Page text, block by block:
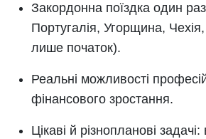
Закордонна поїздка один раз
Португалія, Угорщина,
лише початок).
Реальні можливості
фінансового зростання.
Цікаві й різнопланові